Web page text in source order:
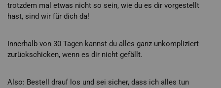
trotzdem mal etwas nicht so sein, wie du es dir vorgestellt
hast, sind wir für dich da!
Innerhalb von 30 Tagen kannst du alles ganz unkompliziert
zurückschicken, wenn es dir nicht gefällt.
Also: Bestell drauf los und sei sicher, dass ich alles tun